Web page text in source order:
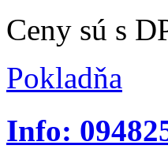
Ceny sú s
Pokladňa
Info: